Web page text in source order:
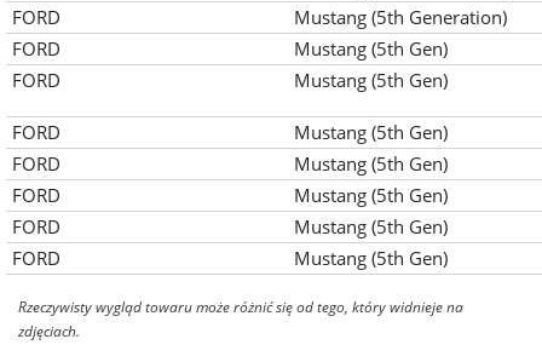
FORD
Mustang (5th Generation)
FORD
Mustang (5th Gen)
FORD
Mustang (5th Gen)
FORD
Mustang (5th Gen)
FORD
Mustang (5th Gen)
FORD
Mustang (5th Gen)
FORD
Mustang (5th Gen)
FORD
Mustang (5th Gen)
Rzeczywisty wygląd towaru może różnić się od tego, który widnieje na
zdjęciach.